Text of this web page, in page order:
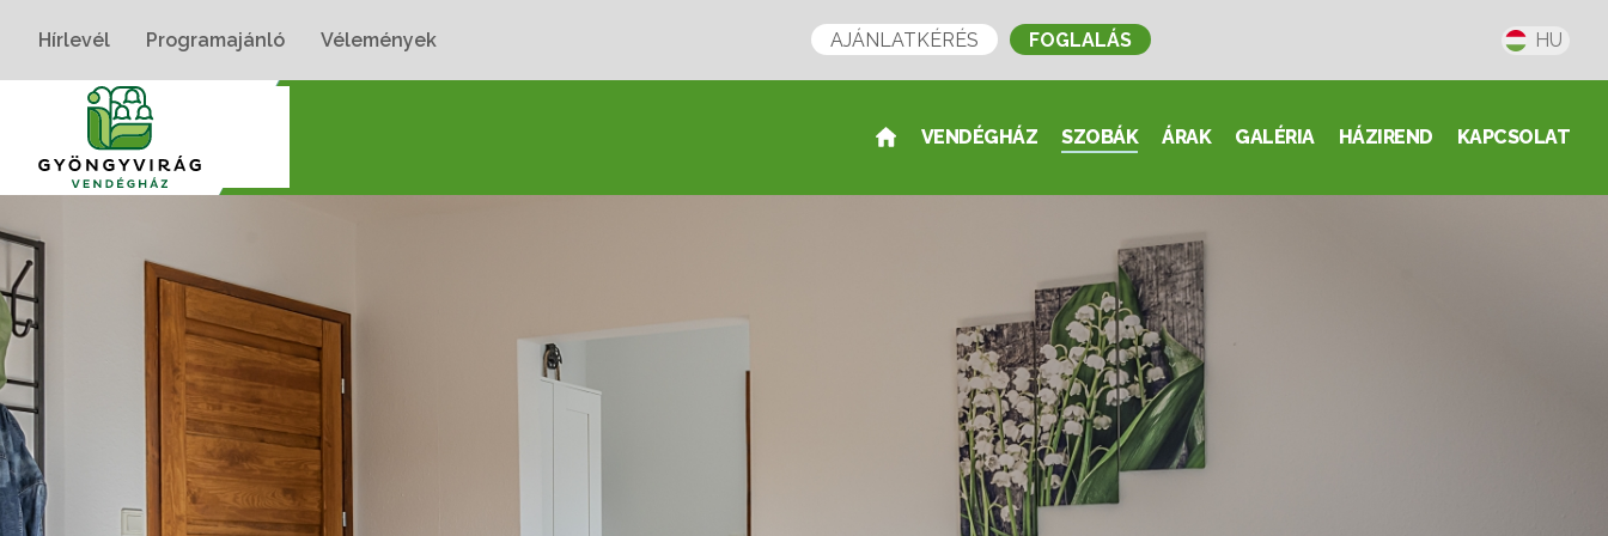
Hírlevél Programajánló Vélemények AJÁNLATKÉRÉS FOGLALÁS HU
VENDÉGHÁZ SZOBÁK ÁRAK GALÉRIA HÁZIREND KAPCSOLAT